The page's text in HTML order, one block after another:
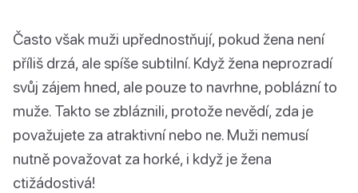
Často však muži upřednostňují, pokud žena není
příliš drzá, ale spíše subtilní. Když žena neprozradí
svůj zájem hned, ale pouze to navrhne, poblázní to
muže. Takto se zbláznili, protože nevědí, zda je
považujete za atraktivní nebo ne. Muži nemusí
nutně považovat za horké, i když je žena
ctižádostivá!